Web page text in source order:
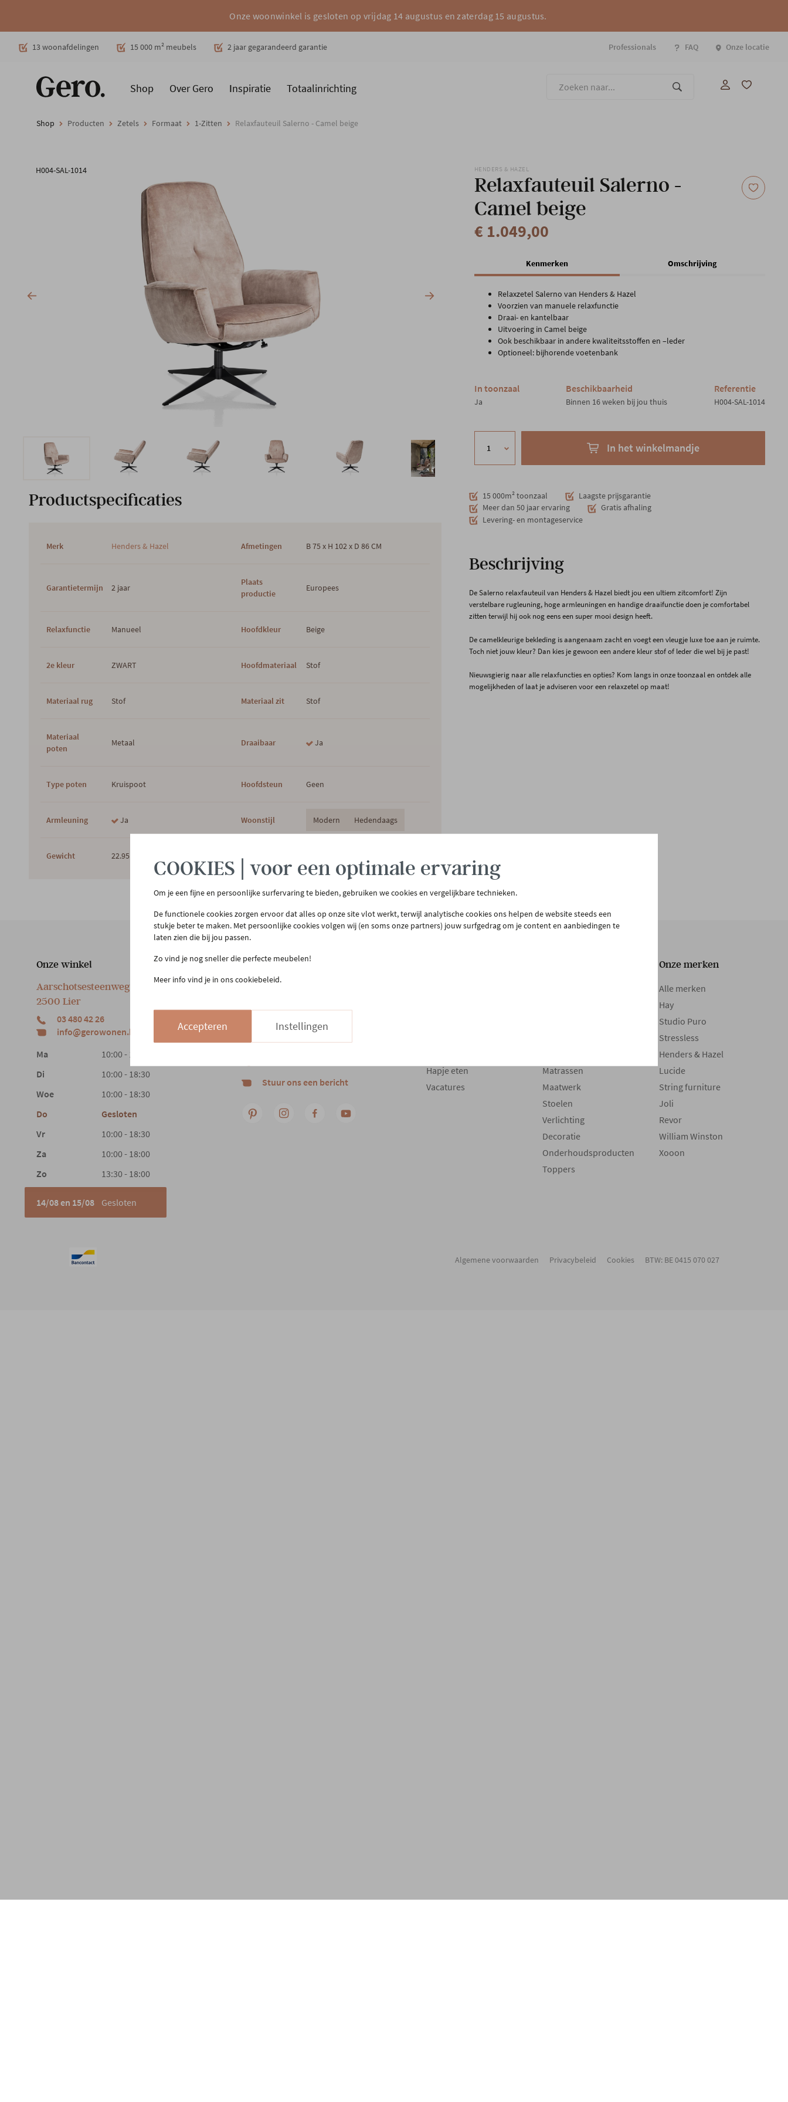
Onze woonwinkel is gesloten op vrijdag 14 augustus en zaterdag 15 augustus.
13 woonafdelingen 15 000 m² meubels 2 jaar gegarandeerd garantie Professionals FAQ Onze locatie
Shop Over Gero Inspiratie Totaalinrichting
Promoties Producten Cadeaubon Woonstijlen Ruimtes Merken
Shop Producten Zetels Formaat 1-Zitten Relaxfauteuil Salerno - Camel beige
H004-SAL-1014 HENDERS & HAZEL
Relaxfauteuil Salerno -
Camel beige
€ 1.049,00
Kenmerken Omschrijving
Relaxzetel Salerno van Henders & Hazel
Voorzien van manuele relaxfunctie
Draai- en kantelbaar
Uitvoering in Camel beige
Ook beschikbaar in andere kwaliteitsstoffen en –leder
Optioneel: bijhorende voetenbank
In toonzaal
Ja
Beschikbaarheid
Binnen 16 weken bij jou thuis
Referentie
H004-SAL-1014
In het winkelmandje
15 000m² toonzaal
Laagste prijsgarantie
Meer dan 50 jaar ervaring
Gratis afhaling
Levering- en montageservice
Beschrijving
De Salerno relaxfauteuil van Henders & Hazel biedt jou een ultiem zitcomfort! Zijn
verstelbare rugleuning, hoge armleuningen en handige draaifunctie doen je comfortabel
zitten terwijl hij ook nog eens een super mooi design heeft.
De camelkleurige bekleding is aangenaam zacht en voegt een vleugje luxe toe aan je ruimte.
Toch niet jouw kleur? Dan kies je gewoon een andere kleur stof of leder die wel bij je past!
Nieuwsgierig naar alle relaxfuncties en opties? Kom langs in onze toonzaal en ontdek alle
mogelijkheden of laat je adviseren voor een relaxzetel op maat!
Productspecificaties
Merk Henders & Hazel Afmetingen B 75 x H 102 x D 86 CM
Garantietermijn 2 jaar
Plaats
productie
Europees
Relaxfunctie Manueel Hoofdkleur Beige
2e kleur ZWART Hoofdmateriaal Stof
Materiaal rug Stof Materiaal zit Stof
Materiaal
poten
Metaal Draaibaar Ja
Type poten Kruispoot Hoofdsteun Geen
Armleuning Ja Woonstijl Modern Hedendaags
Gewicht 22.95 kg
Onze winkel
Aarschotsesteenweg 151
2500 Lier
03 480 42 26
info@gerowonen.be
Ma
10:00 - 18:30
Di
10:00 - 18:30
Woe
10:00 - 18:30
Do
Gesloten
Vr
10:00 - 18:30
Za
10:00 - 18:00
Zo
13:30 - 18:00
14/08 en 15/08 Gesloten
Klantenservice
Retourneren
Stuur ons een bericht
Hapje eten
Vacatures
Matrassen
Maatwerk
Stoelen
Verlichting
Decoratie
Onderhoudsproducten
Toppers
Onze merken
Alle merken
Hay
Studio Puro
Stressless
Henders & Hazel
Lucide
String furniture
Joli
Revor
William Winston
Xooon
Algemene voorwaarden Privacybeleid Cookies BTW: BE 0415 070 027
COOKIES | voor een optimale ervaring
Om je een fijne en persoonlijke surfervaring te bieden, gebruiken we cookies en vergelijkbare technieken.
De functionele cookies zorgen ervoor dat alles op onze site vlot werkt, terwijl analytische cookies ons helpen de website steeds een
stukje beter te maken. Met persoonlijke cookies volgen wij (en soms onze partners) jouw surfgedrag om je content en aanbiedingen te
laten zien die bij jou passen.
Zo vind je nog sneller die perfecte meubelen!
Meer info vind je in ons cookiebeleid.
Accepteren Instellingen